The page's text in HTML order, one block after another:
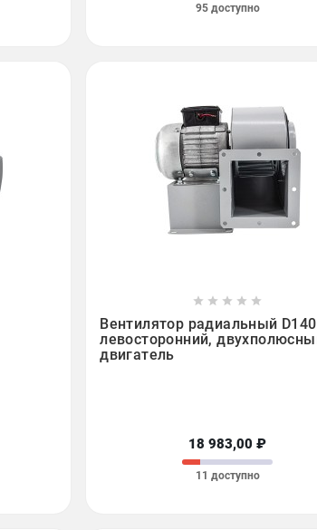
95 доступно
 
    
Вентилятор радиальный
левосторонний,
двигатель
18 983,00 ₽
11 доступно